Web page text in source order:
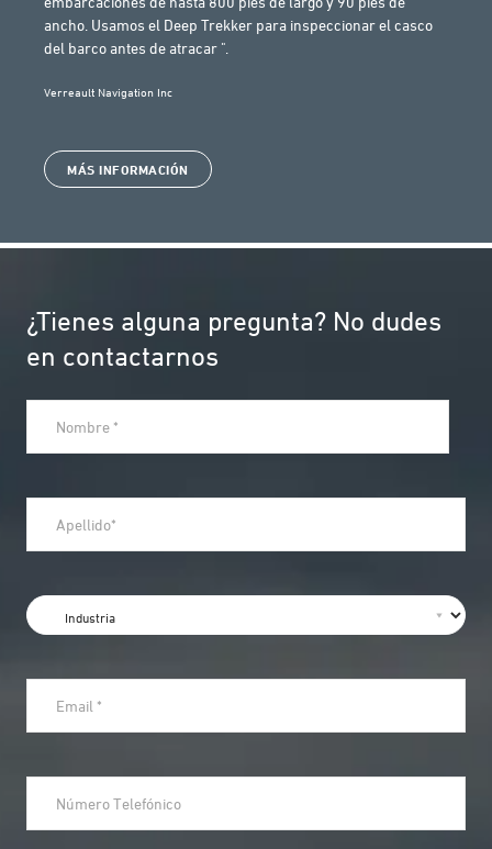
ancho. Usamos el Deep Trekker para inspeccionar el casco
del barco antes de atracar ".
Verreault Navigation Inc
MÁS INFORMACIÓN
¿Tienes alguna pregunta? No dudes
en contactarnos